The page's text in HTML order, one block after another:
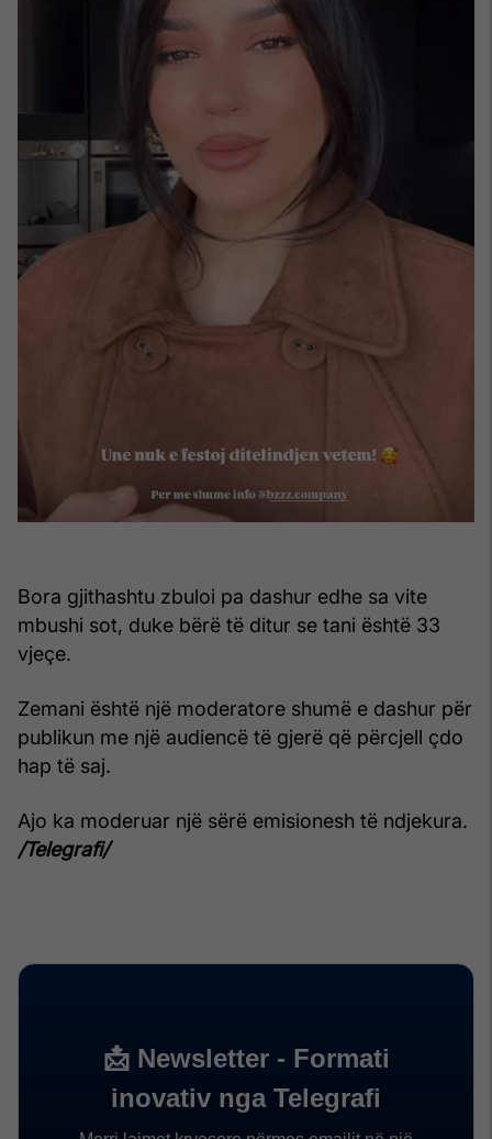
Bora gjithashtu zbuloi pa dashur edhe sa vite
mbushi sot, duke bërë të ditur se tani është 33
vjeçe.
Zemani është një moderatore shumë e dashur për
publikun me një audiencë të gjerë që përcjell çdo
hap të saj.
Ajo ka moderuar një sërë emisionesh të ndjekura.
/Telegrafi/